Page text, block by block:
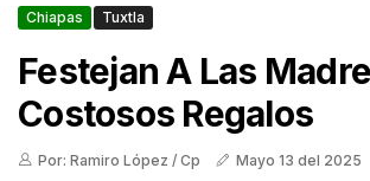
Chiapas Tuxtla
Festejan A Las
Costosos Regalos
Por: Ramiro López / Cp Mayo 13 del 2025